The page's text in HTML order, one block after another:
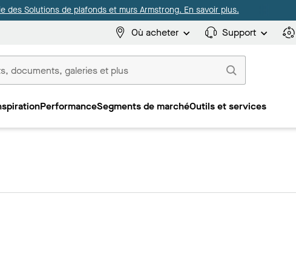
des Solutions de plafonds et murs Armstrong. En savoir plus.
Où acheter Support
PerformanceSegments de marchéOutils et services